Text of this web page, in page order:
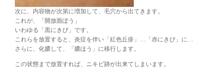
次に、内容物が次第に増加して、毛穴から出てきます。
これが、「開放面ぽう」
いわゆる「黒にきび」です。
これらを放置すると、炎症を伴い「紅色丘疹」…「赤にきび」に…
さらに、化膿して、「膿ほう」に移行します。
この状態まで放置すれば、ニキビ跡が出来てしまいます。